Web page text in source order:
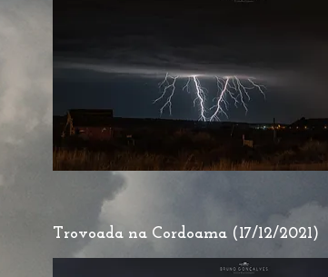
Trovoada na Cordoama (17/12/2021)